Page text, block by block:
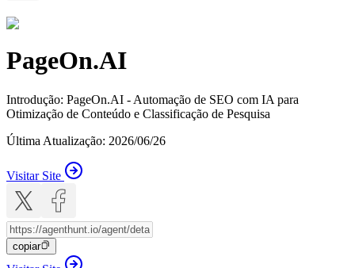
PageOn.AI
Introdução: PageOn.AI - Automação de SEO com IA para
Otimização de Conteúdo e Classificação de Pesquisa
Última Atualização: 2026/06/26
Visitar Site
copiar